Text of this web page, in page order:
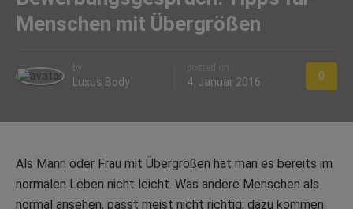
Menschen mit Übergrößen
by
Luxus Body
posted on
4. Januar 2016 0
Als Mann oder Frau mit Übergrößen hat man es bereits im
normalen Leben nicht leicht. Was andere Menschen als
normal ansehen, passt meist nicht richtig; dazu kommen